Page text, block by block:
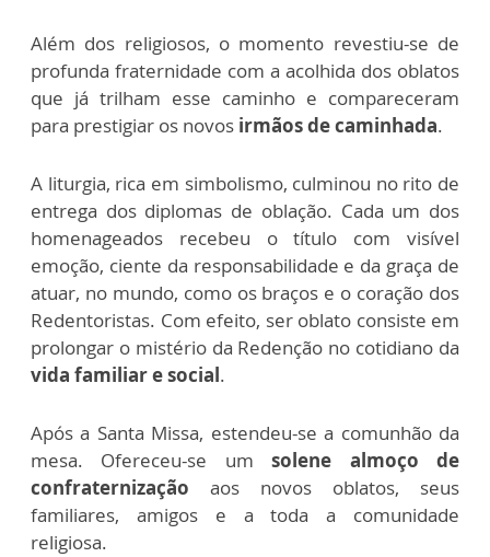
Além dos religiosos, o momento revestiu-se de
profunda fraternidade com a acolhida dos oblatos
que já trilham esse caminho e compareceram
para prestigiar os novos irmãos de caminhada.
A liturgia, rica em simbolismo, culminou no rito de
entrega dos diplomas de oblação. Cada um dos
homenageados recebeu o título com visível
emoção, ciente da responsabilidade e da graça de
atuar, no mundo, como os braços e o coração dos
Redentoristas. Com efeito, ser oblato consiste em
prolongar o mistério da Redenção no cotidiano da
vida familiar e social.
Após a Santa Missa, estendeu-se a comunhão da
mesa. Ofereceu-se umsolene almoço de
confraternização aos novos oblatos, seus
familiares, amigos e a toda a comunidade
religiosa.